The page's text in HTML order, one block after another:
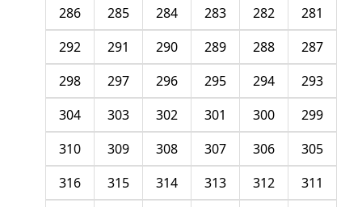
281
282
283
284
285
286
287
288
289
290
291
292
293
294
295
296
297
298
299
300
301
302
303
304
305
306
307
308
309
310
311
312
313
314
315
316